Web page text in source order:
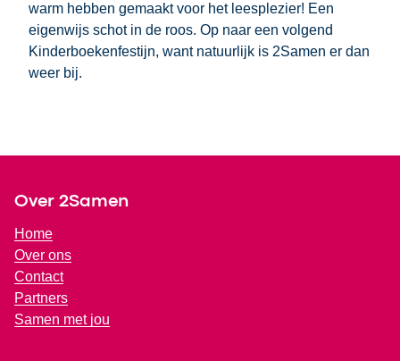
warm hebben gemaakt voor het leesplezier! Een
eigenwijs schot in de roos. Op naar een volgend
Kinderboekenfestijn, want natuurlijk is 2Samen er dan
weer bij.
Over 2Samen
Home
Over ons
Contact
Partners
Samen met jou